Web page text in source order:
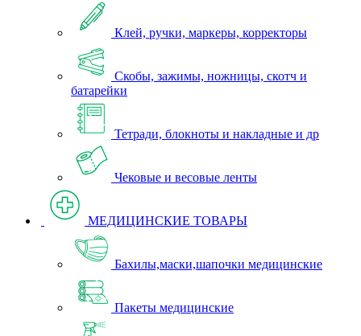
Клей, ручки, маркеры, корректоры
Скобы, зажимы, ножницы, скотч и
батарейки
Тетради, блокноты и накладные и др
Чековые и весовые ленты
МЕДИЦИНСКИЕ ТОВАРЫ
Бахилы,маски,шапочки медицинские
Пакеты медицинские